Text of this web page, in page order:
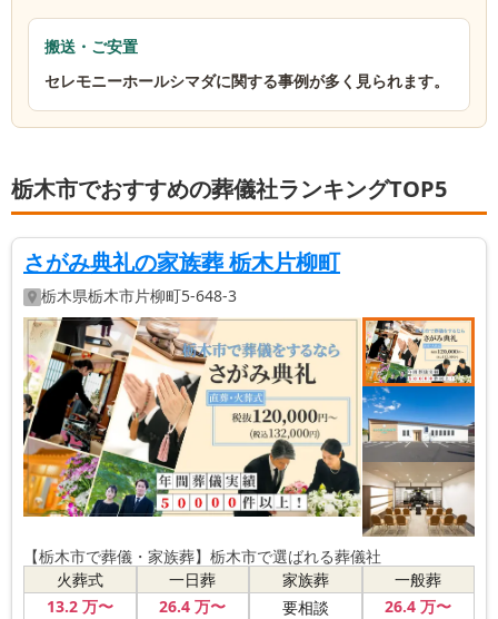
搬送・ご安置
セレモニーホールシマダに関する事例が多く見られます。
栃木市でおすすめの葬儀社ランキングTOP5
さがみ典礼の家族葬 栃木片柳町
栃木県栃木市片柳町5-648-3
【栃木市で葬儀・家族葬】栃木市で選ばれる葬儀社
火葬式
13.2万〜
一日葬
26.4 万〜
家族葬
要相談
一般葬
26.4 万〜